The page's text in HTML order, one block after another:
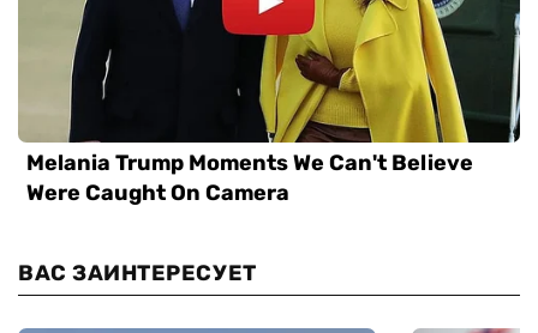
ВАС ЗАИНТЕРЕСУЕТ